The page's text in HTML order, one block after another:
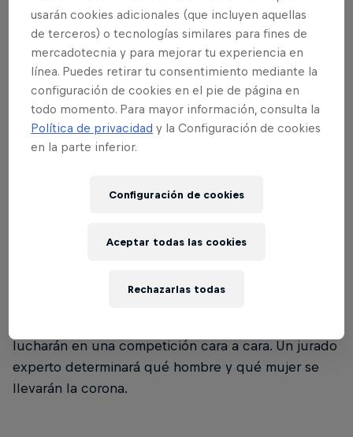
01
¿Qué es el Red Bull Street
competición de fútbol freestyle que se celebra
una competición por invitación. En ella, los 12
lucharán en una competición cara a cara. Un jurado
experto determinará qué hombre y qué mujer se
llevarán la corona.
usarán cookies adicionales (que incluyen aquellas
de terceros) o tecnologías similares para fines de
mercadotecnia y para mejorar tu experiencia en
línea. Puedes retirar tu consentimiento mediante la
configuración de cookies en el pie de página en
todo momento. Para mayor información, consulta la
Política de privacidad y la Configuración de cookies
en la parte inferior.
Configuración de cookies
Rechazarlas todas
Aceptar todas las cookies